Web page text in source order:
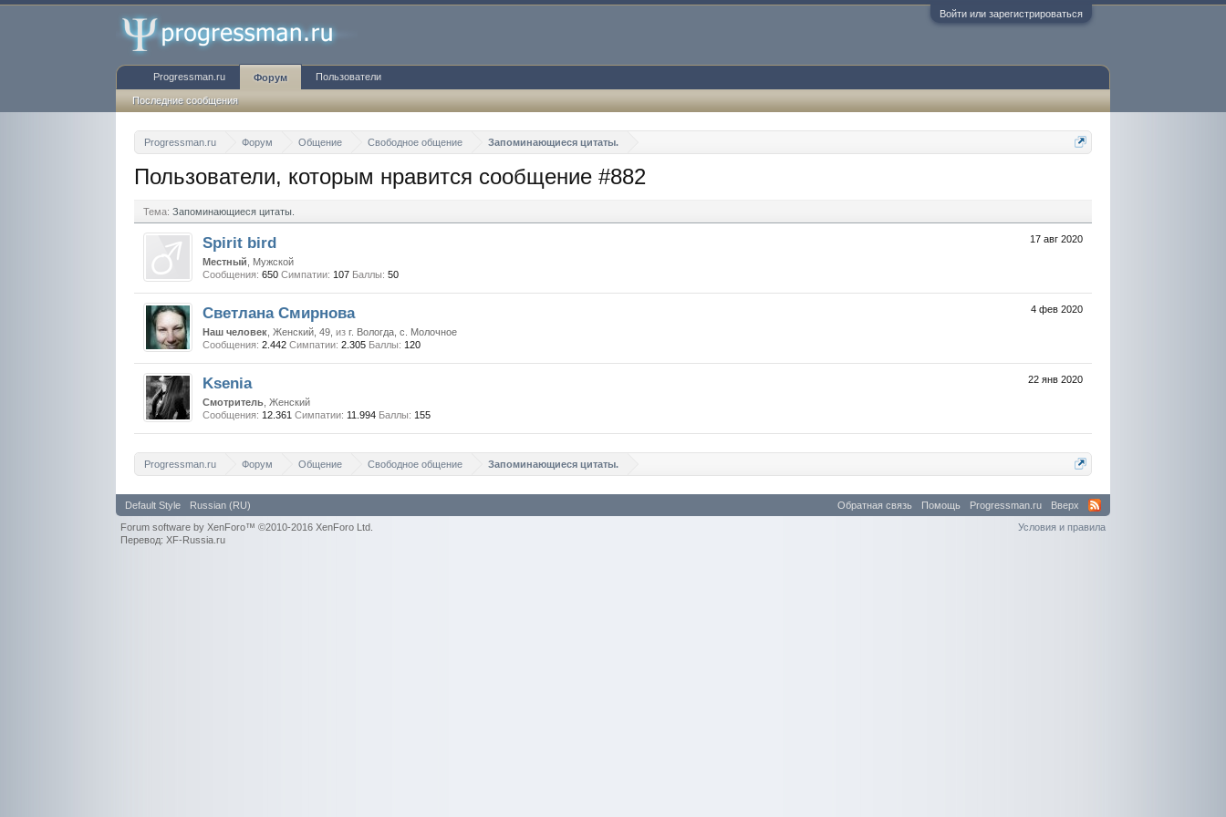
Войти или зарегистрироваться
Progressman.ru Форум Общение Свободное общение Запоминающиеся цитаты.
Пользователи, которым нравится сообщение #882
Тема: Запоминающиеся цитаты.
17 авг 2020
Spirit bird
Местный , Мужской
Сообщения: 650 Симпатии: 107 Баллы: 50
4 фев 2020
Светлана Смирнова
Наш человек , Женский, 49, из г. Вологда, с. Молочное
Сообщения: 2.442 Симпатии: 2.305 Баллы: 120
22 янв 2020
Ksenia
Смотритель , Женский
Сообщения: 12.361 Симпатии: 11.994 Баллы: 155
Progressman.ru Форум Общение Свободное общение Запоминающиеся цитаты.
Progressman.ru Форум
Последние сообщения
Пользователи
Default Style Russian (RU) Обратная связь Помощь Progressman.ru
Вверх
Условия и правила
Forum software by XenForo™ ©2010-2016 XenForo Ltd.
Перевод: XF-Russia.ru